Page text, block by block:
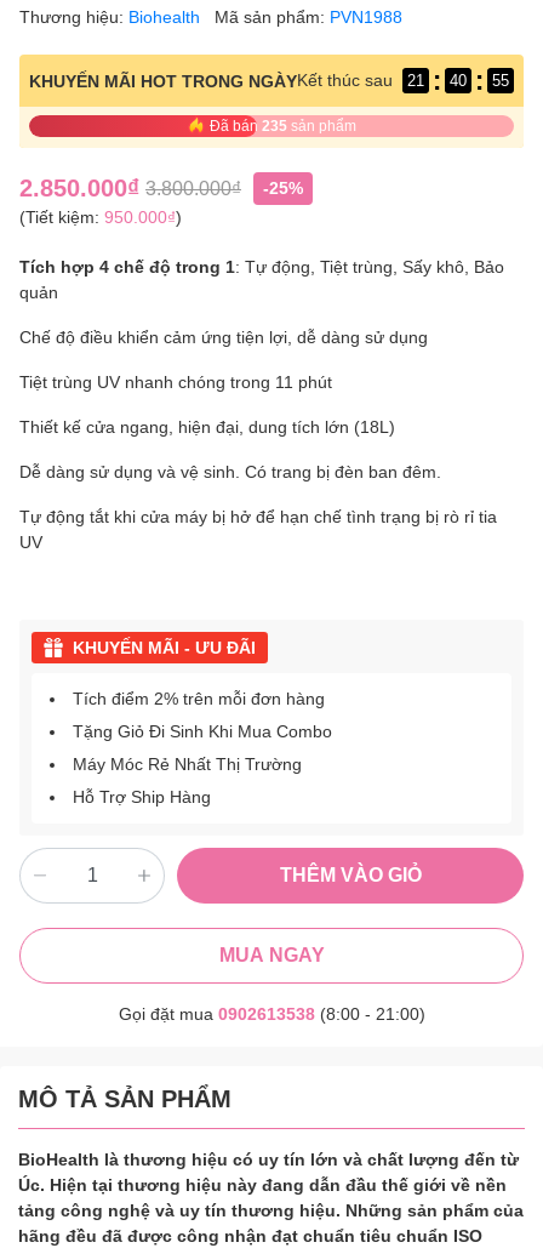
Thương hiệu: Biohealth Mã sản phẩm: PVN1988
KHUYẾN MÃI HOT TRONG NGÀYKết thúc sau 21 : 40 : 54
Đã bán 235 sản phẩm
2.850.000₫ 3.800.000₫
-25%
(Tiết kiệm: 950.000₫)
Tích hợp 4 chế độ trong 1: Tự động, Tiệt trùng, Sấy khô, Bảo
quản
Chế độ điều khiển cảm ứng tiện lợi, dễ dàng sử dụng
Tiệt trùng UV nhanh chóng trong 11 phút
Thiết kế cửa ngang, hiện đại, dung tích lớn (18L)
Dễ dàng sử dụng và vệ sinh. Có trang bị đèn ban đêm.
Tự động tắt khi cửa máy bị hở để hạn chế tình trạng bị rò rỉ tia
UV
KHUYẾN MÃI - ƯU ĐÃI
Tích điểm 2% trên mỗi đơn hàng
Tặng Giỏ Đi Sinh Khi Mua Combo
Máy Móc Rẻ Nhất Thị Trường
Hỗ Trợ Ship Hàng
THÊM VÀO GIỎ
MUA NGAY
Gọi đặt mua 0902613538(8:00 - 21:00)
MÔ TẢ SẢN PHẨM
BioHealth là thương hiệu có uy tín lớn và chất lượng đến từ
Úc. Hiện tại thương hiệu này đang dẫn đầu thế giới về nền
tảng công nghệ và uy tín thương hiệu. Những sản phẩm của
hãng đều đã được công nhận đạt chuẩn tiêu chuẩn ISO